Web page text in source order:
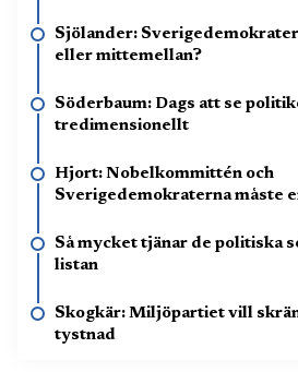
Sjölander:
eller mittemellan?
Söderbaum: Dags att se
tredimensionellt
Hjort: Nobelkommittén och
Sverigedemokraterna måste
Så mycket tjänar de politiska
listan
Skogkär: Miljöpartiet vill
tystnad